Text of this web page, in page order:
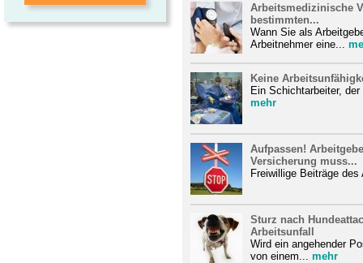
Arbeitsmedizinische
bestimmten...
Wann Sie als
Arbeitnehmer eine...
Keine
Ein Schichtarbeiter,
mehr
Aufpassen!
Versicherung muss...
Freiwillige Beiträge
Sturz nach
Arbeitsunfall
Wird ein angehender
von einem... mehr